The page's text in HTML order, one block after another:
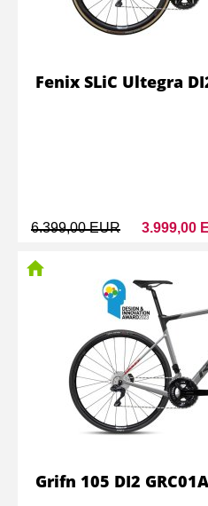
6.399,00 EUR 3.999,00
Fenix SLiC Ultegra
Grifn 105 DI2